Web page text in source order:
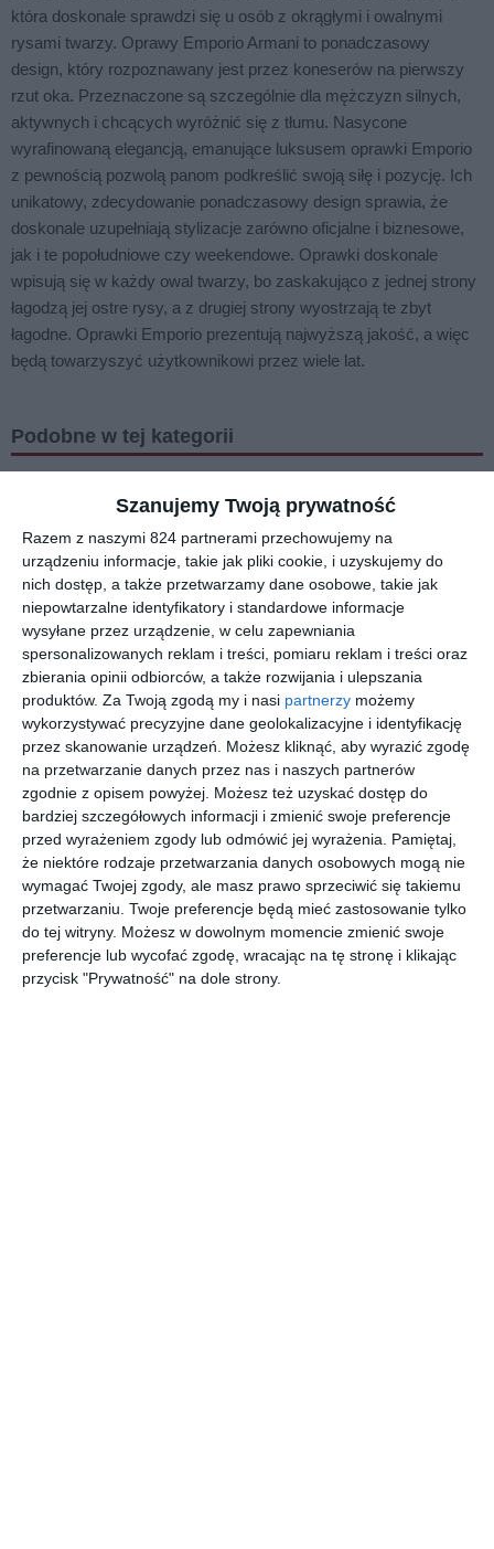
Szanujemy Twoją prywatność
Razem z naszymi 824 partnerami przechowujemy na
urządzeniu informacje, takie jak pliki cookie, i uzyskujemy do
nich dostęp, a także przetwarzamy dane osobowe, takie jak
niepowtarzalne identyfikatory i standardowe informacje
wysyłane przez urządzenie, w celu zapewniania
spersonalizowanych reklam i treści, pomiaru reklam i treści oraz
zbierania opinii odbiorców, a także rozwijania i ulepszania
produktów. Za Twoją zgodą my i nasi partnerzy możemy
wykorzystywać precyzyjne dane geolokalizacyjne i identyfikację
przez skanowanie urządzeń. Możesz kliknąć, aby wyrazić zgodę
na przetwarzanie danych przez nas i naszych partnerów
zgodnie z opisem powyżej. Możesz też uzyskać dostęp do
bardziej szczegółowych informacji i zmienić swoje preferencje
przed wyrażeniem zgody lub odmówić jej wyrażenia. Pamiętaj,
że niektóre rodzaje przetwarzania danych osobowych mogą nie
wymagać Twojej zgody, ale masz prawo sprzeciwić się takiemu
przetwarzaniu. Twoje preferencje będą mieć zastosowanie tylko
do tej witryny. Możesz w dowolnym momencie zmienić swoje
preferencje lub wycofać zgodę, wracając na tę stronę i klikając
przycisk "Prywatność" na dole strony.
która doskonale sprawdzi się u osób z okrągłymi i owalnymi
rysami twarzy. Oprawy Emporio Armani to ponadczasowy
design, który rozpoznawany jest przez koneserów na pierwszy
rzut oka. Przeznaczone są szczególnie dla mężczyzn silnych,
aktywnych i chcących wyróżnić się z tłumu. Nasycone
wyrafinowaną elegancją, emanujące luksusem oprawki Emporio
z pewnością pozwolą panom podkreślić swoją siłę i pozycję. Ich
unikatowy, zdecydowanie ponadczasowy design sprawia, że
doskonale uzupełniają stylizacje zarówno oficjalne i biznesowe,
jak i te popołudniowe czy weekendowe. Oprawki doskonale
wpisują się w każdy owal twarzy, bo zaskakująco z jednej strony
łagodzą jej ostre rysy, a z drugiej strony wyostrzają te zbyt
łagodne. Oprawki Emporio prezentują najwyższą jakość, a więc
będą towarzyszyć użytkownikowi przez wiele lat.
Podobne w tej kategorii
UNOFFICIA
L 0UO2158
002
279,
30
przejdź do
sklepu
OAKLEY
0OX8191
819101
671 ,
20
przejdź do
sklepu
OAKLEY
0OX8156
ICON487,
20
przejdź do
sklepu
JIMMY
CHOO
0JC2001B
przejdź do
sklepu
PRADA 0PR
A52V
01U1O1
1.625 00
przejdź do
sklepu
VOGUE
0VY2034
W44
26320
przejdź do
sklepu
SFEROFLE
X 0SF1154
C649
42000
przejdź do
sklepu
SEEN
SNCM12
NN00
9900
przejdź do
sklepu